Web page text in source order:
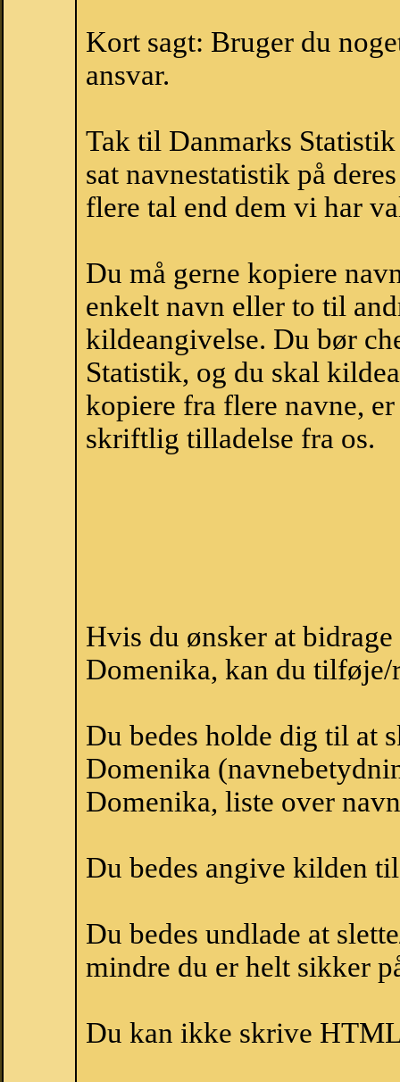
Kort sagt: Bruger du
ansvar.
Tak til Danmarks
sat navnestatistik på
flere tal end dem vi har
Du må gerne kopiere
enkelt navn eller to til
kildeangivelse. Du bør
Statistik, og du skal
kopiere fra flere navne,
skriftlig tilladelse fra os.
Hvis du ønsker at
Domenika, kan du tilføje/
Du bedes holde dig til at
Domenika
Domenika, liste over
Du bedes angive kilden
Du bedes undlade at
mindre du er helt sikker
Du kan ikke skrive